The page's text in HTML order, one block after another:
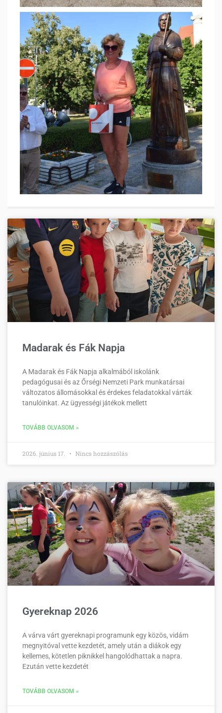
Madarak és Fák Napja
A Madarak és Fák Napja alkalmából iskolánk
pedagógusai és az Őrségi Nemzeti Park munkatársai
változatos állomásokkal és érdekes feladatokkal várták
tanulóinkat. Az ügyességi játékok mellett
TOVÁBB OLVASOM »
2026. június 17. Nincs hozzászólás
Gyereknap 2026
A várva várt gyereknapi programunk egy közös, vidám
megnyitóval vette kezdetét, amely után a diákok egy
kellemes, kötetlen piknikkel hangolódhattak a napra.
Ezután vette kezdetét
TOVÁBB OLVASOM »